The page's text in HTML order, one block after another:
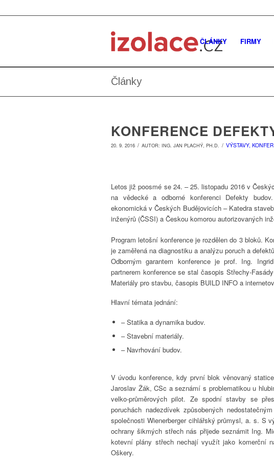
ČLÁNKY FIRMY
Články
KONFERENCE
20. 9. 2016 / AUTOR: ING. JAN PLACHÝ, PH.D. / VÝSTAVY,
Letos již poosmé se 24. – 25. listopadu 2016 v
na vědecké a odborné konferenci Defekty
ekonomická v Českých Budějovicích – Katedra
inženýrů (ČSSI) a Českou komorou autorizovaných
Program letošní konference je rozdělen do 3 bloků.
je zaměřená na diagnostiku a analýzu poruch a
Odborným garantem konference je prof. Ing.
partnerem konference se stal časopis Střechy-
Materiály pro stavbu, časopis BUILD INFO a
Hlavní témata jednání:
– Statika a dynamika budov.
– Stavební materiály.
– Navrhování budov.
V úvodu konference, kdy první blok věnovaný
Jaroslav Žák, CSc a seznámí s problematikou u
velko-průměrových pilot. Ze spodní stavby se
poruchách nadezdívek způsobených
společnosti Wienerberger cihlářský průmysl, a. s. S
ochrany šikmých střech nás přijede seznámit Ing.
kotevní plány střech nechají využít jako komerční
Oškery.